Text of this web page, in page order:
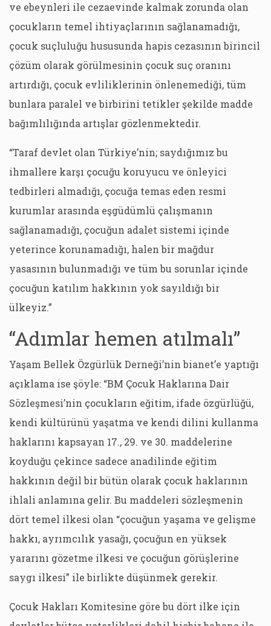
ve ebeynleri ile cezaevinde kalmak zorunda olan
çocukların temel ihtiyaçlarının sağlanamadığı,
çocuk suçluluğu hususunda hapis cezasının birincil
çözüm olarak görülmesinin çocuk suç oranını
artırdığı, çocuk evliliklerinin önlenemediği, tüm
bunlara paralel ve birbirini tetikler şekilde madde
bağımlılığında artışlar gözlenmektedir.
“Taraf devlet olan Türkiye’nin; saydığımız bu
ihmallere karşı çocuğu koruyucu ve önleyici
tedbirleri almadığı, çocuğa temas eden resmi
kurumlar arasında eşgüdümlü çalışmanın
sağlanamadığı, çocuğun adalet sistemi içinde
yeterince korunamadığı, halen bir mağdur
yasasının bulunmadığı ve tüm bu sorunlar içinde
çocuğun katılım hakkının yok sayıldığı bir
ülkeyiz.”
“Adımlar hemen atılmalı”
Yaşam Bellek Özgürlük Derneği’nin bianet’e yaptığı
açıklama ise şöyle: “BM Çocuk Haklarına Dair
Sözleşmesi’nin çocukların eğitim, ifade özgürlüğü,
kendi kültürünü yaşatma ve kendi dilini kullanma
haklarını kapsayan 17., 29. ve 30. maddelerine
koyduğu çekince sadece anadilinde eğitim
hakkının değil bir bütün olarak çocuk haklarının
ihlali anlamına gelir. Bu maddeleri sözleşmenin
dört temel ilkesi olan “çocuğun yaşama ve gelişme
hakkı, ayrımcılık yasağı, çocuğun en yüksek
yararını gözetme ilkesi ve çocuğun görüşlerine
saygı ilkesi” ile birlikte düşünmek gerekir.
Çocuk Hakları Komitesine göre bu dört ilke için